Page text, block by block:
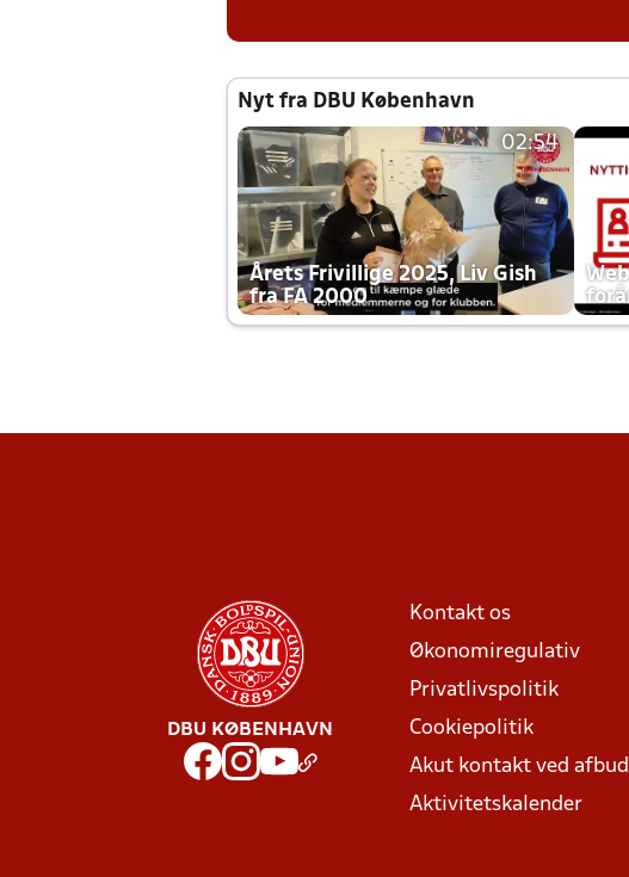
Nyt fra DBU København
02:54
Årets Frivillige 2025, Liv Gish
fra FA 2000
DBU KØBENHAVN
Kontakt os
Økonomiregulativ
Privatlivspolitik
Cookiepolitik
Akut kontakt ved
Aktivitetskalender